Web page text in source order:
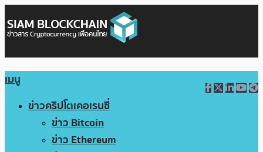
เมนู
ข่าวคริปโตเคอเรนซี่
ข่าว Bitcoin
ข่าว Ethereum